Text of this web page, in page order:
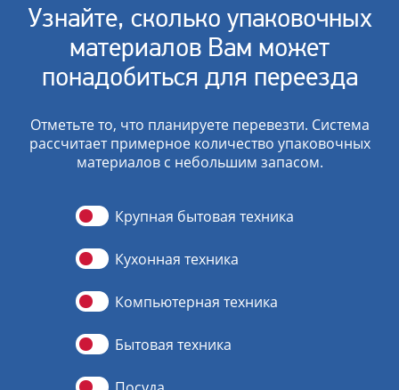
Узнайте, сколько упаковочных
материалов Вам может
понадобиться для переезда
Отметьте то, что планируете перевезти. Система
рассчитает примерное количество упаковочных
материалов с небольшим запасом.
Крупная бытовая техника
Кухонная техника
Компьютерная техника
Бытовая техника